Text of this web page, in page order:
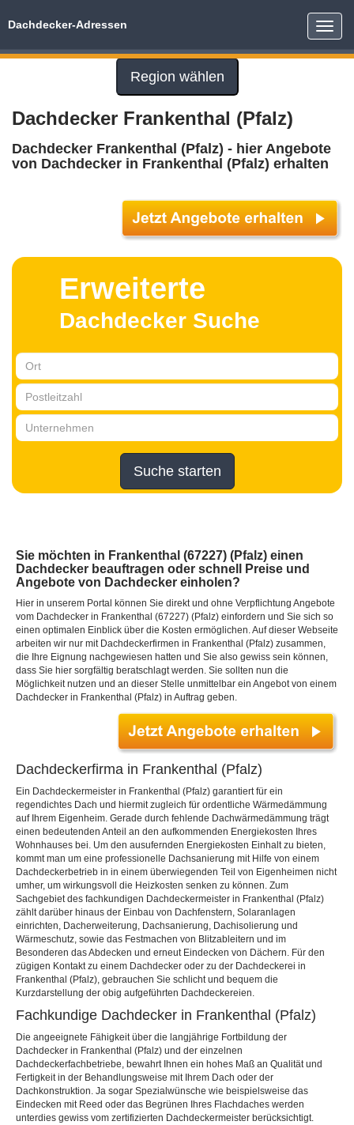
Toggle
Dachdecker-Adressen
Region wählen
Dachdecker Frankenthal (Pfalz)
Dachdecker Frankenthal (Pfalz) - hier Angebote
von Dachdecker in Frankenthal (Pfalz) erhalten
Erweiterte
Dachdecker Suche
Suche starten
Sie möchten in Frankenthal (67227) (Pfalz) einen
Dachdecker beauftragen oder schnell Preise und
Angebote von Dachdecker einholen?
Hier in unserem Portal können Sie direkt und ohne Verpflichtung Angebote
vom Dachdecker in Frankenthal (67227) (Pfalz) einfordern und Sie sich so
einen optimalen Einblick über die Kosten ermöglichen. Auf dieser Webseite
arbeiten wir nur mit Dachdeckerfirmen in Frankenthal (Pfalz) zusammen,
die Ihre Eignung nachgewiesen hatten und Sie also gewiss sein können,
dass Sie hier sorgfältig beratschlagt werden. Sie sollten nun die
Möglichkeit nutzen und an dieser Stelle unmittelbar ein Angebot von einem
Dachdecker in Frankenthal (Pfalz) in Auftrag geben.
Dachdeckerfirma in Frankenthal (Pfalz)
Ein Dachdeckermeister in Frankenthal (Pfalz) garantiert für ein
regendichtes Dach und hiermit zugleich für ordentliche Wärmedämmung
auf Ihrem Eigenheim. Gerade durch fehlende Dachwärmedämmung trägt
einen bedeutenden Anteil an den aufkommenden Energiekosten Ihres
Wohnhauses bei. Um den ausufernden Energiekosten Einhalt zu bieten,
kommt man um eine professionelle Dachsanierung mit Hilfe von einem
Dachdeckerbetrieb in in einem überwiegenden Teil von Eigenheimen nicht
umher, um wirkungsvoll die Heizkosten senken zu können. Zum
Sachgebiet des fachkundigen Dachdeckermeister in Frankenthal (Pfalz)
zählt darüber hinaus der Einbau von Dachfenstern, Solaranlagen
einrichten, Dacherweiterung, Dachsanierung, Dachisolierung und
Wärmeschutz, sowie das Festmachen von Blitzableitern und im
Besonderen das Abdecken und erneut Eindecken von Dächern. Für den
zügigen Kontakt zu einem Dachdecker oder zu der Dachdeckerei in
Frankenthal (Pfalz), gebrauchen Sie schlicht und bequem die
Kurzdarstellung der obig aufgeführten Dachdeckereien.
Fachkundige Dachdecker in Frankenthal (Pfalz)
Die angeeignete Fähigkeit über die langjährige Fortbildung der
Dachdecker in Frankenthal (Pfalz) und der einzelnen
Dachdeckerfachbetriebe, bewahrt Ihnen ein hohes Maß an Qualität und
Fertigkeit in der Behandlungsweise mit Ihrem Dach oder der
Dachkonstruktion. Ja sogar Spezialwünsche wie beispielsweise das
Eindecken mit Reed oder das Begrünen Ihres Flachdaches werden
unterdies gewiss vom zertifizierten Dachdeckermeister berücksichtigt.